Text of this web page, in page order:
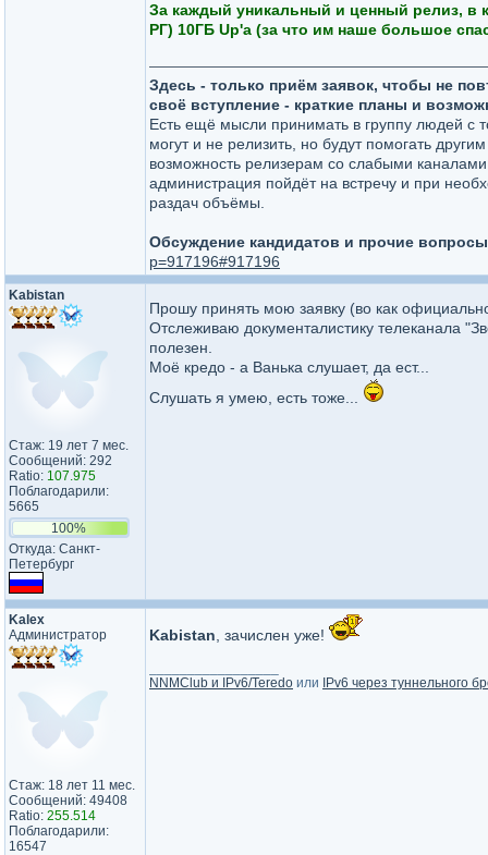
За каждый уникальный и ценный релиз, в
РГ) 10ГБ Up'а (за что им наше большое
Здесь - только приём заявок, чтобы не
своё вступление - краткие планы и
Есть ещё мысли принимать в группу людей с
могут и не релизить, но будут помогать
возможность релизерам со слабыми каналами
администрация пойдёт на встречу и при
раздач объёмы.
Обсуждение кандидатов и прочие
p=917196#917196
Kabistan
Стаж: 19 лет 7 мес.
Сообщений: 292
Ratio: 107.975
Поблагодарили:
5665
100%
Откуда: Санкт-
Петербург
Прошу принять мою заявку (во как
Отслеживаю документалистику телеканала
полезен.
Моё кредо - а Ванька слушает, да ест...
Слушать я умею, есть тоже...
Kalex
Администратор
Стаж: 18 лет 11 мес.
Сообщений: 49408
Ratio: 255.514
Поблагодарили:
16547
Kabistan , зачислен уже!
NNMClub и IPv6/Teredo или IPv6 через туннельного